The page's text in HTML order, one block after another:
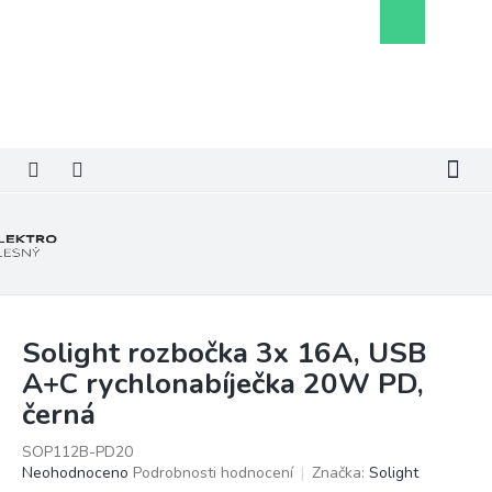
košík
Solight rozbočka 3x 16A, USB
A+C rychlonabíječka 20W PD,
černá
SOP112B-PD20
Průměrné
Neohodnoceno Podrobnosti hodnocení Značka: Solight